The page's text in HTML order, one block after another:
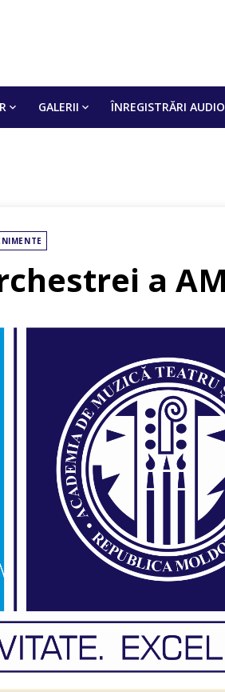
GALERII ÎNREGISTRĂRI
a